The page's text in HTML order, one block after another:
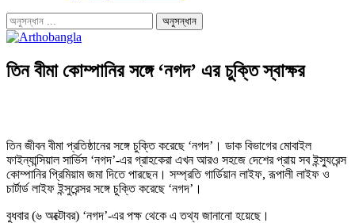
তিন বীমা কোম্পানির সঙ্গে ‘নগদ’ এর চুক্তি স্বাক্ষর
তিন জীবন বীমা প্রতিষ্ঠানের সঙ্গে চুক্তি করেছে ‘নগদ’। ডাক বিভাগের মোবাইল
ফাইন্যান্সিয়াল সার্ভিস ‘নগদ’-এর গ্রাহকেরা এখন আরও সহজে দেশের প্রায় সব ইন্স্যুরেন্স
কোম্পানির প্রিমিয়াম জমা দিতে পারছেন। সম্প্রতি গার্ডিয়ান লাইফ, রূপালী লাইফ ও
চার্টার্ড লাইফ ইন্সুরেন্সর সঙ্গে চুক্তি করেছে ‘নগদ’।
বুধবার (৬ অক্টোবর) ‘নগদ’-এর পক্ষ থেকে এ তথ্য জানানো হয়েছে।